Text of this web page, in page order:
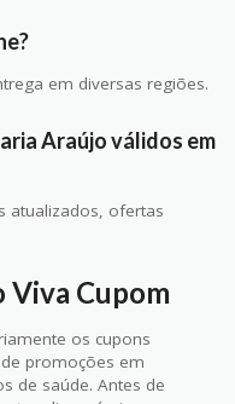
em diversas regiões.
Araújo válidos em
atualizados, ofertas
Viva Cupom
os cupons
promoções em
de saúde. Antes de